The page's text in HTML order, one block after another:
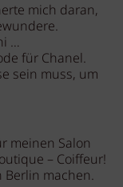
mich daran,
…
für Chanel.
sein muss, um
meinen Salon
– Coiffeur!
Berlin machen.